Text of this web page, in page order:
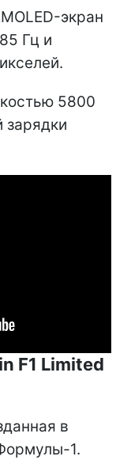
экран
Гц и
5800
F1 Limited
в
1.